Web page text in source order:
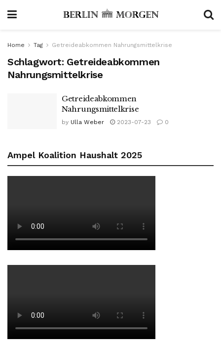
Home Tag Getreideabkommen Nahrungsmittelkrise
Schlagwort: Getreideabkommen
Nahrungsmittelkrise
Getreideabkommen
Nahrungsmittelkrise
by Ulla Weber 2023-07-23 0
Ampel Koalition Haushalt 2025